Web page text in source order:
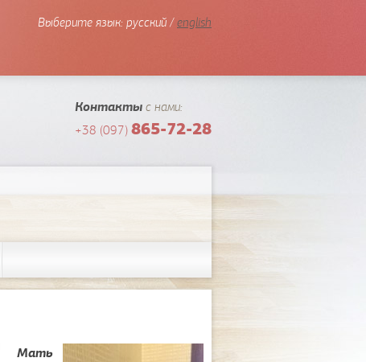
Выберите язык: русский /english
Контакты с нами:
+38 (097) 865-72-28
Мать